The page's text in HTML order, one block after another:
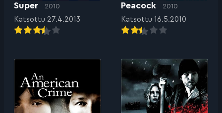
Super 2010
Katsottu 27.4.2013
Peacock 2010
Katsottu 16.5.2010